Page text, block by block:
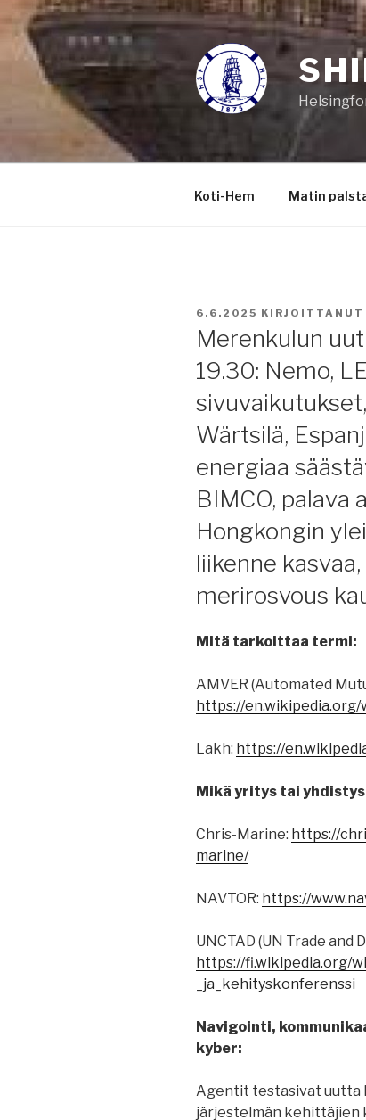
Siirry
sisältöön
Koti-Hem Matin
JULKAISTU
6.6.2025 KIRJOITTANUT
Merenkulun
19.30: Nemo,
Wärtsilä,
energiaa
BIMCO, palava
Hongkongin
liikenne
merirosvous
Mitä tarkoittaa termi:
AMVER (Automated
https://en.wikipedia.org/
Lakh: https://
Mikä yritys tai
Chris-Marine: https://
marine/
NAVTOR: https://
UNCTAD (UN Trade and
https://fi.wikipedia.org/
_ja_kehityskonferenssi
Navigointi,
kyber:
Agentit testasivat uutta
järjestelmän kehittäjien